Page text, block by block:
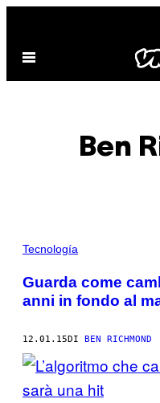
contenuto
Apri
menu
Ben
POSTS
BY
THIS
AUTHOR
Tecnología
Guarda come
anni in fondo al
12.01.15DI BEN RICHMOND